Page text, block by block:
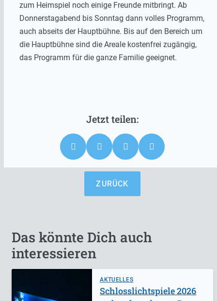
zum Heimspiel noch einige Freunde mitbringt. Ab
Donnerstagabend bis Sonntag dann volles Programm,
auch abseits der Hauptbühne. Bis auf den Bereich um
die Hauptbühne sind die Areale kostenfrei zugängig,
das Programm für die ganze Familie geeignet.
ZURÜCK
Das könnte Dich auch
interessieren
AKTUELLES
Schlosslichtspiele 2026